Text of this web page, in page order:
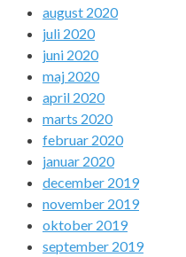
august 2020
juli 2020
juni 2020
maj 2020
april 2020
marts 2020
februar 2020
januar 2020
december 2019
november 2019
oktober 2019
september 2019